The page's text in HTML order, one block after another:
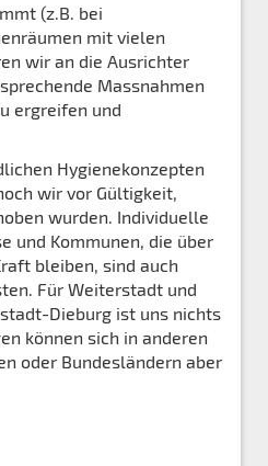
(z.B. bei
mit vielen
wir an die Ausrichter
Massnahmen
ergreifen und
Hygienekonzepten
wir vor Gültigkeit,
wurden. Individuelle
und Kommunen, die über
bleiben, sind auch
Für Weiterstadt und
Dieburg ist uns nichts
können sich in anderen
oder Bundesländern aber